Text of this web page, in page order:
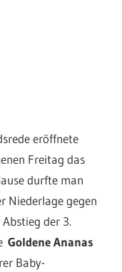
eröffnete
Freitag das
durfte man
Niederlage gegen
der 3.
Goldene Ananas
Baby-